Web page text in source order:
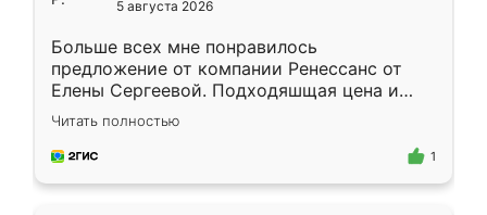
5 августа 2026
Больше всех мне понравилось
предложение от компании Ренессанс от
Елены Сергеевой. Подходяшщая цена и
короткие сроки изготовления. Приехавший
для замера сотрудник Владислав
предложил по моему эскизу самый
Читать полностью
1